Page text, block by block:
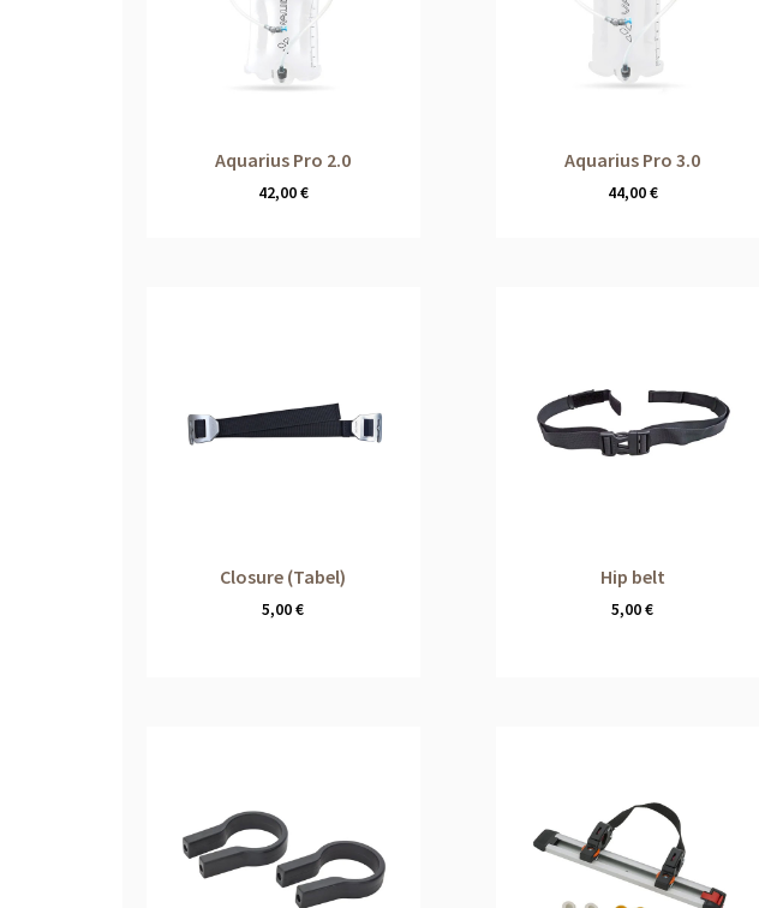
Aquarius Pro 2.0
42,00€
Aquarius Pro 3.0
44,00€
Closure (Tabel)
5,00€
Hip belt
5,00€